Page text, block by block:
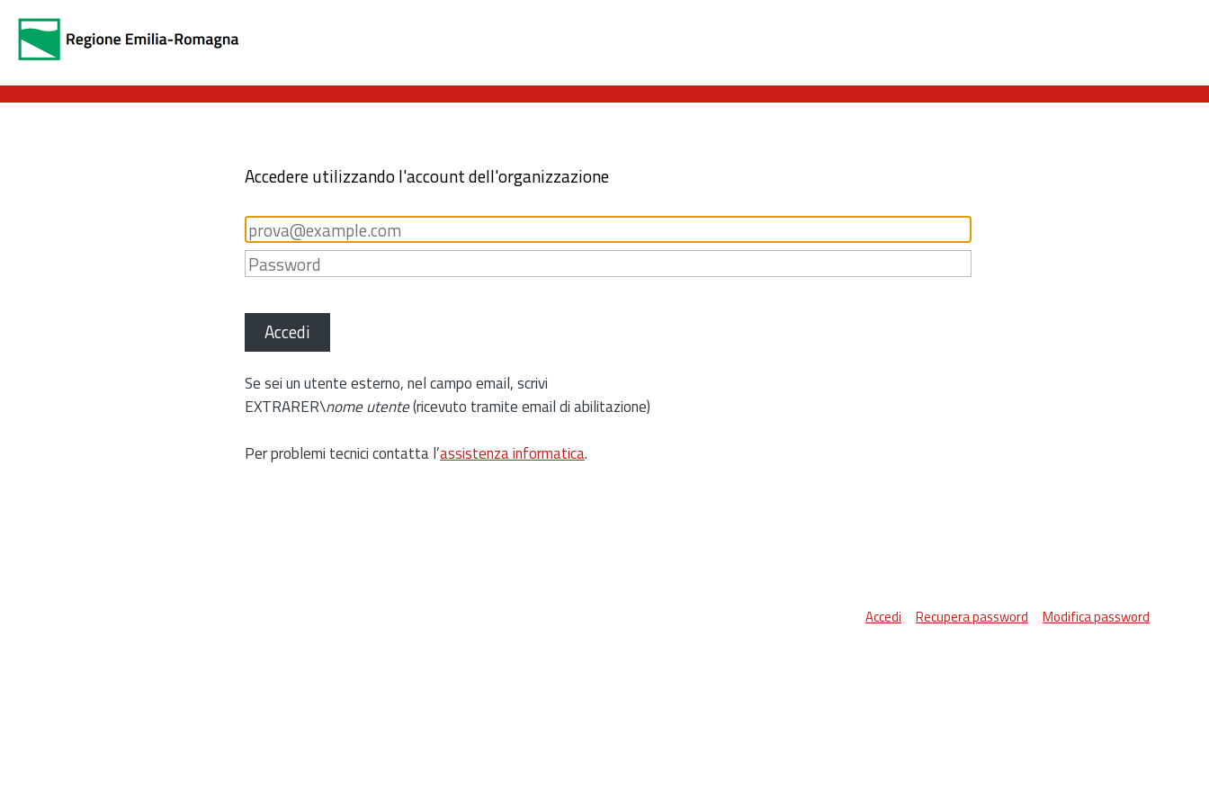
Accedere utilizzando l'account dell'organizzazione
Accedi
Se sei un utente esterno, nel campo email, scrivi
EXTRARER\nome utente(ricevuto tramite email di abilitazione)
Per problemi tecnici contatta l’assistenza informatica.
Accedi Recupera password Modifica password